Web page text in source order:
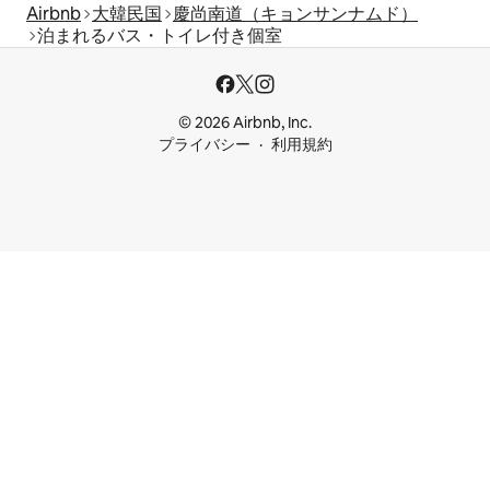
Airbnb 大韓民国 慶尚南道（キョンサンナムド）
泊まれるバス・トイレ付き個室
© 2026 Airbnb, Inc.
プライバシー
利用規約